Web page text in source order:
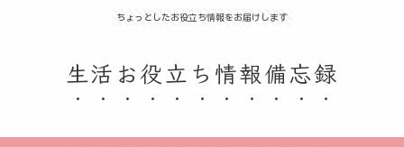
ちょっとしたお役立ち情報をお届けします
生活お役立ち情報備忘録